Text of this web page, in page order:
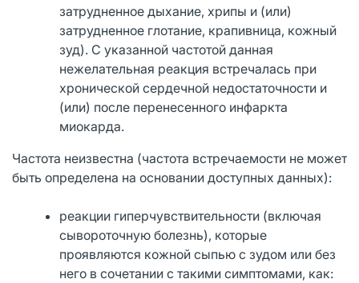
затрудненное дыхание, хрипы и (или)
затрудненное глотание, крапивница, кожный
зуд). С указанной частотой данная
нежелательная реакция встречалась при
хронической сердечной недостаточности и
(или) после перенесенного инфаркта
миокарда.
Частота неизвестна (частота встречаемости не может
быть определена на основании доступных данных):
реакции гиперчувствительности (включая
сывороточную болезнь), которые
проявляются кожной сыпью с зудом или без
него в сочетании с такими симптомами, как: